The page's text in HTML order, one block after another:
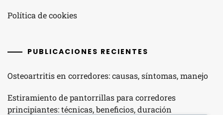
Política de cookies
PUBLICACIONES RECIENTES
Osteoartritis en corredores: causas, síntomas, manejo
Estiramiento de pantorrillas para corredores
principiantes: técnicas, beneficios, duración